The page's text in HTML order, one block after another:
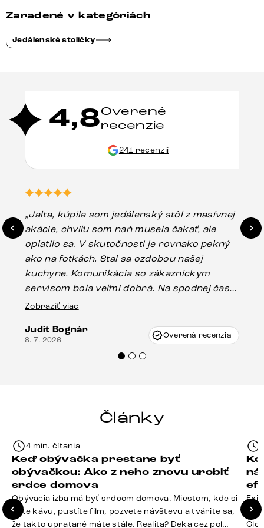
Zaradené v kategóriách
Jedálenské stoličky
4,8Overené
recenzie
241 recenzií
„Jalta, kúpila som jedálenský stôl z masívnej
akácie, chvíľu som naň musela čakať, ale
oplatilo sa. V skutočnosti je rovnako pekný
ako na fotkách. Stal sa ozdobou našej
kuchyne. Komunikácia so zákazníckym
servisom bola veľmi dobrá. Na spodnej časti
stola bolo malé poškodenie, pravdepodobne
Vincze pri riešení mojej záležitosti pristúpili
veľmi korektne. Odporúčam produkty Delife
Zobraziť viac
Judit Bognár
8. 7. 2026 Overená recenzia
Články
4 min. čítania
Keď obývačka prestane byť
obývačkou: Ako z neho znovu urobiť
srdce domova
Obývacia izba má byť srdcom domova. Miestom, kde si
dáte kávu, pustíte film, pozvete návštevu a tvárite sa,
že takto upratané máte stále. Realita? Deka cez pol